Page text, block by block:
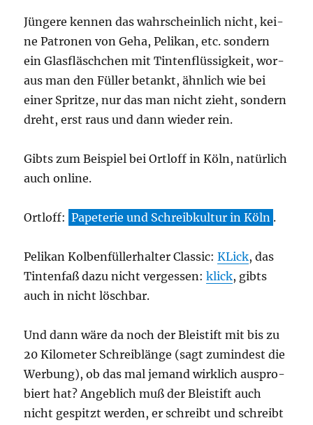
Jün­ge­re ken­nen das wahr­schein­lich nicht, kei­
ne Patro­nen von Geha, Peli­kan, etc. son­dern
ein Glas­fläsch­chen mit Tin­ten­flüs­sig­keit, wor­
aus man den Fül­ler betankt, ähn­lich wie bei
einer Sprit­ze, nur das man nicht zieht, son­dern
dreht, erst raus und dann wie­der rein.
Gibts zum Bei­spiel bei Ortl­off in Köln, natür­lich
auch online.
Ortl­off: Pape­te­rie und Schreib­kul­tur in Köln .
Peli­kan Kol­ben­fül­ler­hal­ter Clas­sic:KLick, das
Tin­ten­faß dazu nicht ver­ges­sen:klick, gibts
auch in nicht löschbar.
Und dann wäre da noch der Blei­stift mit bis zu
20 Kilo­me­ter Schreib­län­ge (sagt zumin­dest die
Wer­bung), ob das mal jemand wirk­lich aus­pro­
biert hat? Angeb­lich muß der Blei­stift auch
nicht gespitzt wer­den, er schreibt und schreibt